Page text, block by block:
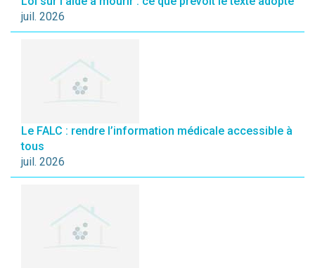
juil. 2026
Le FALC : rendre l’information médicale accessible à
tous
juil. 2026